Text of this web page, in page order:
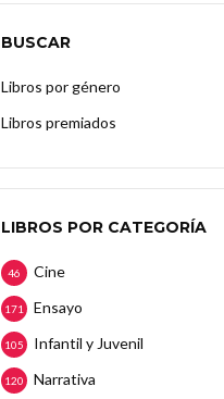
BUSCAR
Libros por género
Libros premiados
LIBROS POR CATEGORÍA
Cine
46
Ensayo
171
Infantil y Juvenil
105
Narrativa
120